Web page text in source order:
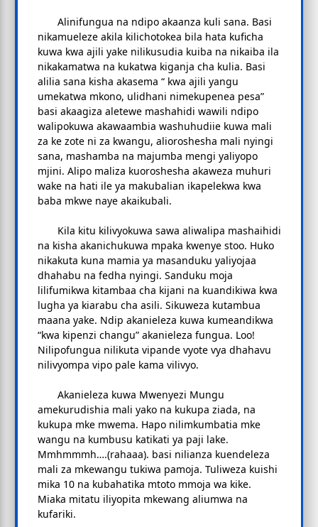
Alinifungua na ndipo akaanza kuli sana. Basi
nikamueleze akila kilichotokea bila hata kuficha
kuwa kwa ajili yake nilikusudia kuiba na nikaiba ila
nikakamatwa na kukatwa kiganja cha kulia. Basi
alilia sana kisha akasema “ kwa ajili yangu
umekatwa mkono, ulidhani nimekupenea pesa”
basi akaagiza aletewe mashahidi wawili ndipo
walipokuwa akawaambia washuhudiie kuwa mali
za ke zote ni za kwangu, alioroshesha mali nyingi
sana, mashamba na majumba mengi yaliyopo
mjini. Alipo maliza kuoroshesha akaweza muhuri
wake na hati ile ya makubalian ikapelekwa kwa
baba mkwe naye akaikubali.
Kila kitu kilivyokuwa sawa aliwalipa mashaihidi
na kisha akanichukuwa mpaka kwenye stoo. Huko
nikakuta kuna mamia ya masanduku yaliyojaa
dhahabu na fedha nyingi. Sanduku moja
lilifumikwa kitambaa cha kijani na kuandikiwa kwa
lugha ya kiarabu cha asili. Sikuweza kutambua
maana yake. Ndip akanieleza kuwa kumeandikwa
“kwa kipenzi changu” akanieleza fungua. Loo!
Nilipofungua nilikuta vipande vyote vya dhahavu
nilivyompa vipo pale kama vilivyo.
Akanieleza kuwa Mwenyezi Mungu
amekurudishia mali yako na kukupa ziada, na
kukupa mke mwema. Hapo nilimkumbatia mke
wangu na kumbusu katikati ya paji lake.
Mmhmmmh….(rahaaa). basi nilianza kuendeleza
mali za mkewangu tukiwa pamoja. Tuliweza kuishi
mika 10 na kubahatika mtoto mmoja wa kike.
Miaka mitatu iliyopita mkewang aliumwa na
kufariki.